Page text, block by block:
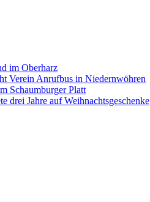
im Oberharz
Verein Anrufbus in Niedernwöhren
Schaumburger Platt
drei Jahre auf Weihnachtsgeschenke